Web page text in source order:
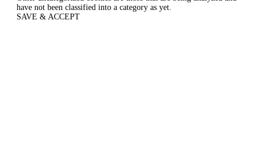
have not been classified into a category as yet.
SAVE & ACCEPT